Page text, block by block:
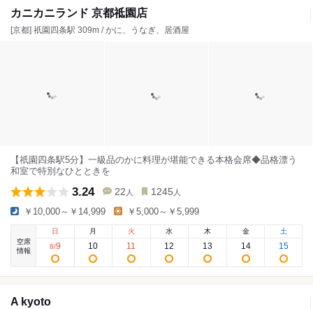
カニカニランド 京都祗園店
[京都] 祇園四条駅 309m / かに、うなぎ、居酒屋
【祇園四条駅5分】一級品のかに料理が堪能できる本格会席◆品格漂う
和室で特別なひとときを
3.24 22 人 1245 人
￥10,000～￥14,999 ￥5,000～￥5,999
空席
情報
日
8/9
月
10
火
11
水
12
木
13
金
14
土
15
A kyoto